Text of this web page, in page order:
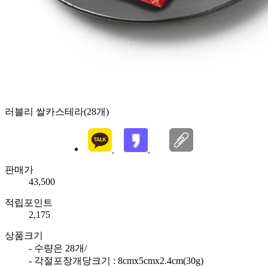
러블리 쌀카스테라(28개)
판매가
43,500
적립포인트
2,175
상품크기
- 수량은 28개/
- 각절포장개당크기 : 8cmx5cmx2.4cm(30g)